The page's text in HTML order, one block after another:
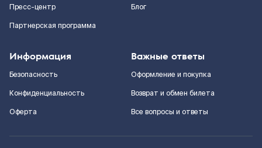
Пресс-центр
Партнерская программа
Блог
Информация
Безопасность
Конфиденциальность
Оферта
Важные ответы
Оформление и покупка
Возврат и обмен билета
Все вопросы и ответы